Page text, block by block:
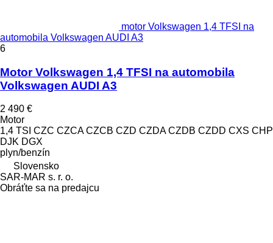
motor Volkswagen 1,4 TFSI na
automobila Volkswagen AUDI A3
6
Motor Volkswagen 1,4 TFSI na automobila
Volkswagen AUDI A3
2 490 €
Motor
1,4 TSI CZC CZCA CZCB CZD CZDA CZDB CZDD CXS CHP
DJK DGX
plyn/benzín
Slovensko
SAR-MAR s. r. o.
Obráťte sa na predajcu